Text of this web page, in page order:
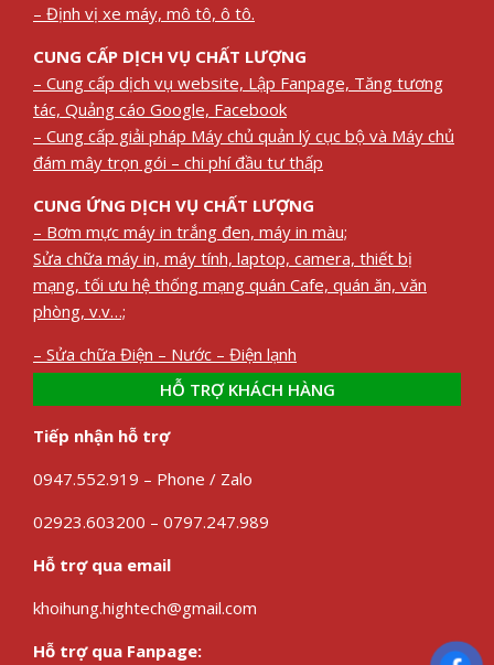
– Định vị xe máy, mô tô, ô tô.
CUNG CẤP DỊCH VỤ CHẤT LƯỢNG
– Cung cấp dịch vụ website, Lập Fanpage, Tăng tương
tác, Quảng cáo Google, Facebook
– Cung cấp giải pháp Máy chủ quản lý cục bộ và Máy chủ
đám mây trọn gói – chi phí đầu tư thấp
CUNG ỨNG DỊCH VỤ CHẤT LƯỢNG
– Bơm mực máy in trắng đen, máy in màu;
Sửa chữa máy in, máy tính, laptop, camera, thiết bị
mạng, tối ưu hệ thống mạng quán Cafe, quán ăn, văn
phòng, v.v…;
– Sửa chữa Điện – Nước – Điện lạnh
HỖ TRỢ KHÁCH HÀNG
Tiếp nhận hỗ trợ
0947.552.919 – Phone / Zalo
02923.603200 – 0797.247.989
Hỗ trợ qua email
khoihung.hightech@gmail.com
Hỗ trợ qua Fanpage: